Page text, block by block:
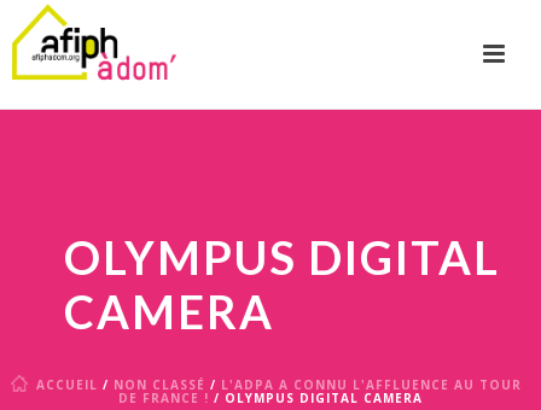
OLYMPUS DIGITAL
CAMERA
ACCUEIL / NON CLASSÉ / L'ADPA A CONNU L'AFFLUENCE AU TOUR
DE FRANCE ! / OLYMPUS DIGITAL CAMERA